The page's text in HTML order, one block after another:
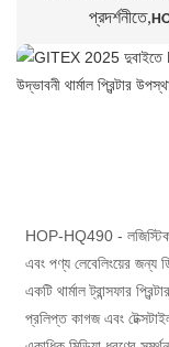
প্রদর্শনীতে,
HOP-HQ490 -
এবং পণ্য লেবেলিংয়ের জন্য
একটি থার্মাল ট্রান্সফার
প্রলিপ্ত কাগজ এবং